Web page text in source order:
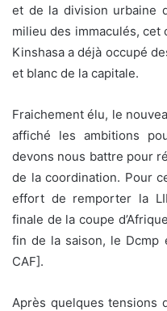
et de la division urbaine
milieu des immaculés,
Kinshasa a déjà occupé
et blanc de la capitale.
Fraichement élu, le
affiché les ambitions
devons nous battre pour
de la coordination. Pour
effort de remporter la
finale de la coupe
fin de la saison, le Dcmp
CAF].
Après quelques tensions